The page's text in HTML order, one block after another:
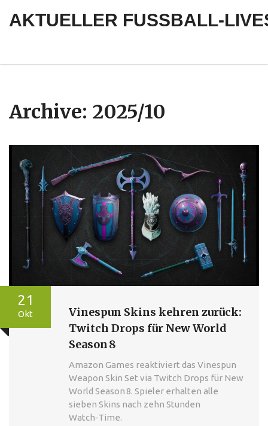
AKTUELLER FUSSBALL-
Archive: 2025/10
21
Okt
Vinespun Skins kehren zurück:
Twitch Drops für New World
Season 8
Amazon Games reaktiviert das Vinespun
Weapon Skin Set via Twitch Drops für New
World Season 8. Spieler erhalten alle
sieben Skins nach zehn Stunden
Watch‑Time.